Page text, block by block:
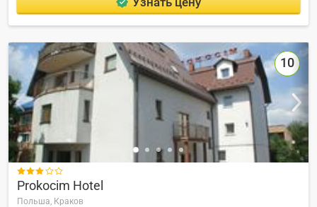
10

Prokocim Hotel
Польша, Краков